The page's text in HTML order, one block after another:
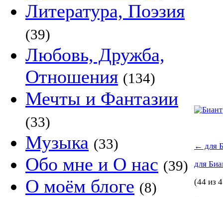
Литература, Поэзия
(39)
Любовь, Дружба,
Отношения (134)
Мечты и Фантазии
(33)
Музыка (33)
Обо мне и О нас (39)
О моём блоге (8)
← для
для
(44 из